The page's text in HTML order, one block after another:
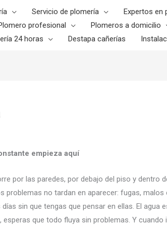
Servicio de plomería Expertos en
profesional Plomeros a domicilio
24 horas
Destapa cañerías
empieza aquí
por las paredes, por debajo del piso y
problemas no tardan en aparecer: fugas,
sin que tengas que pensar en ellas. El agua
que todo fluya sin problemas. Y